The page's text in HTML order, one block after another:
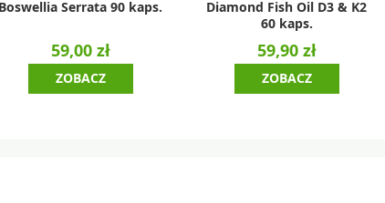
Boswellia Serrata 90 kaps.
59,00 zł
ZOBACZ
Diamond Fish Oil D3 & K2
60 kaps.
59,90 zł
ZOBACZ